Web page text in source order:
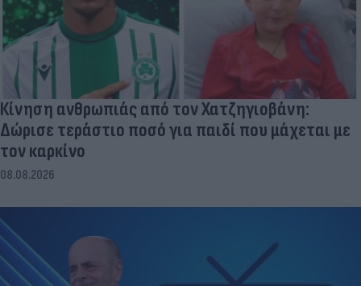
Κίνηση ανθρωπιάς από τον Χατζηγιοβάνη:
Δώρισε τεράστιο ποσό για παιδί που μάχεται με
τον καρκίνο
08.08.2026